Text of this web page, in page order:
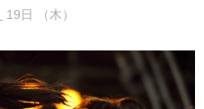
19日 （木）